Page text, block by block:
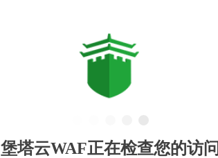
堡塔云WAF正在检查您的访问